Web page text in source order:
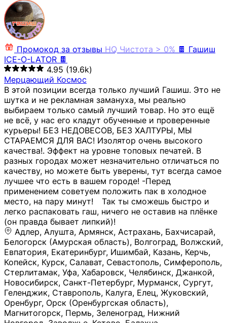
Промокод за отзывы HQ Чистота > 0% 🍫 Гашиш
ICE-O-LATOR 🍫
4.95 (19.6k)
Мерцающий Космос
В этой позиции всегда только лучший Гашиш. Это не
шутка и не рекламная замануха, мы реально
выбираем только самый лучший товар. Но это ещё
не всё, у нас его кладут обученные и проверенные
курьеры! БЕЗ НЕДОВЕСОВ, БЕЗ ХАЛТУРЫ, МЫ
СТАРАЕМСЯ ДЛЯ ВАС! Изолятор очень высокого
качества!. Эффект на уровне топовых печатей. В
разных городах может незначительно отличаться по
качеству, но можете быть уверены, тут всегда самое
лучшее что есть в вашем городе! -Перед
применением советуем положить пак в холодное
место, на пару минут!⠀ Так ты сможешь быстро и
легко распаковать гаш, ничего не оставив на плёнке
(он правда бывает липкий)!
Адлер, Алушта, Армянск, Астрахань, Бахчисарай,
Белогорск (Амурская область), Волгоград, Волжский,
Евпатория, Екатеринбург, Ишимбай, Казань, Керчь,
Копейск, Курск, Салават, Севастополь, Симферополь,
Стерлитамак, Уфа, Хабаровск, Челябинск, Джанкой,
Новосибирск, Санкт-Петербург, Мурманск, Сургут,
Геленджик, Ставрополь, Калуга, Елец, Жуковский,
Оренбург, Орск (Оренбургская область),
Магнитогорск, Пермь, Зеленоград, Нижний